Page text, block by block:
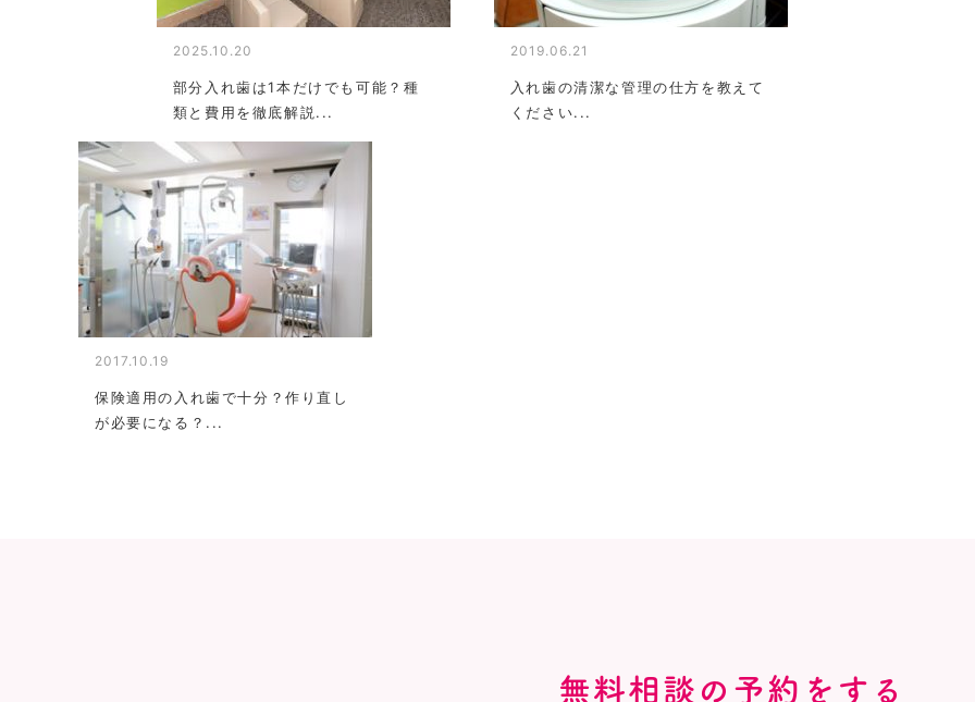
2025.10.20
部分入れ歯は1本だけでも可能？種
類と費用を徹底解説...
2019.06.21
入れ歯の清潔な管理の仕方を教えて
ください...
2017.10.19
保険適用の入れ歯で十分？作り直し
が必要になる？...
無料相談の予約をする